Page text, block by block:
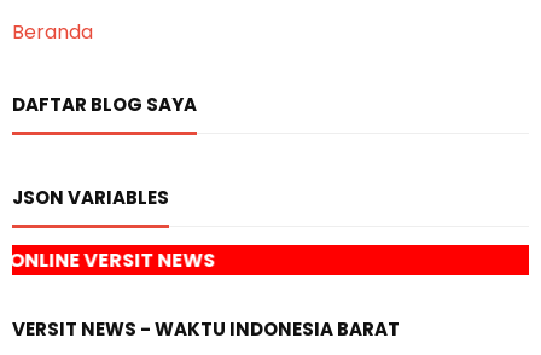
Beranda
DAFTAR BLOG SAYA
JSON VARIABLES
VERSIT NEWS - WAKTU INDONESIA BARAT